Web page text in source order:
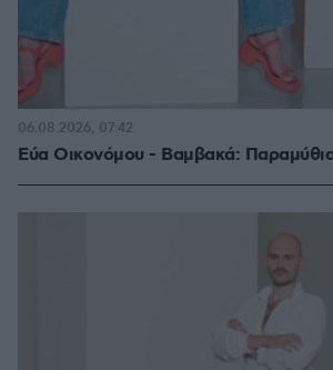
Εύα Οικονόμου - Βαμβακά:
06.08.2026, 07:42